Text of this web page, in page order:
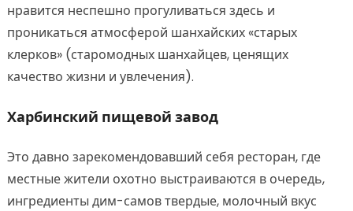
нравится неспешно прогуливаться здесь и
проникаться атмосферой шанхайских «старых
клерков» (старомодных шанхайцев, ценящих
качество жизни и увлечения).
Харбинский пищевой завод
Это давно зарекомендовавший себя ресторан, где
местные жители охотно выстраиваются в очередь,
ингредиенты дим-самов твердые, молочный вкус